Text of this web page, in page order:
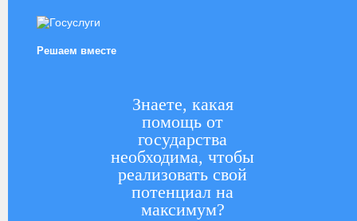
Решаем вместе
Знаете, какая
помощь от
государства
необходима, чтобы
реализовать свой
потенциал на
максимум?